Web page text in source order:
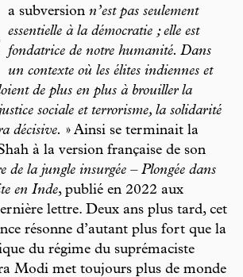
a subversion n’est pas seulement
essentielle à la démocratie ; elle est
fondatrice de notre humanité. Dans
un contexte où les élites indiennes et
de plus en plus à brouiller la
sociale et terrorisme, la solidarité
décisive. » Ainsi se terminait la
à la version française de son
de la jungle insurgée – Plongée dans
en Inde, publié en 2022 aux
lettre. Deux ans plus tard, cet
résonne d’autant plus fort que la
du régime du suprémaciste
Modi met toujours plus de monde